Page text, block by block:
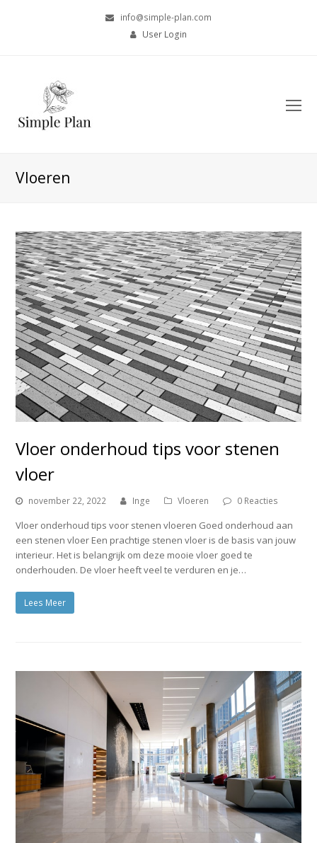
info@simple-plan.com
User Login
Vloeren
Vloer onderhoud tips voor stenen
vloer
november 22, 2022 Inge Vloeren 0 Reacties
Vloer onderhoud tips voor stenen vloeren Goed onderhoud aan
een stenen vloer Een prachtige stenen vloer is de basis van jouw
interieur. Het is belangrijk om deze mooie vloer goed te
onderhouden. De vloer heeft veel te verduren en je…
Lees Meer